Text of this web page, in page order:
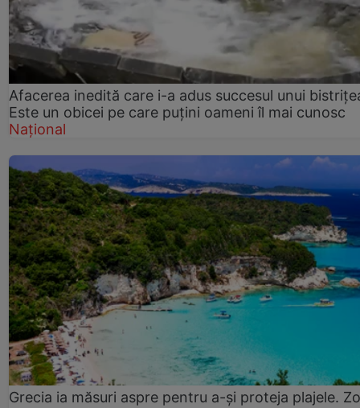
Afacerea inedită care i-a adus succesul unui
Este un obicei pe care puțini oameni îl mai cunosc
Național
Grecia ia măsuri aspre pentru a-și proteja plajele.